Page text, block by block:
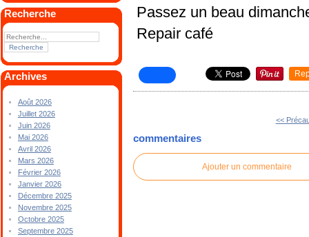
Recherche
Archives
Août 2026
Juillet 2026
Juin 2026
Mai 2026
Avril 2026
Mars 2026
Février 2026
Janvier 2026
Décembre 2025
Novembre 2025
Octobre 2025
Septembre 2025
Passez un beau
Repair café
<<
commentaires
Ajouter un commentaire